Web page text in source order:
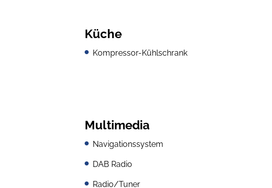
Küche
Kompressor-Kühlschrank
Multimedia
Navigationssystem
DAB Radio
Radio/Tuner